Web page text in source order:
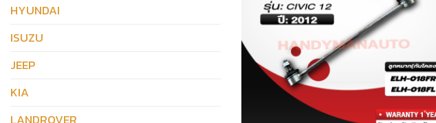
HYUNDAI
ISUZU
JEEP
KIA
LANDROVER